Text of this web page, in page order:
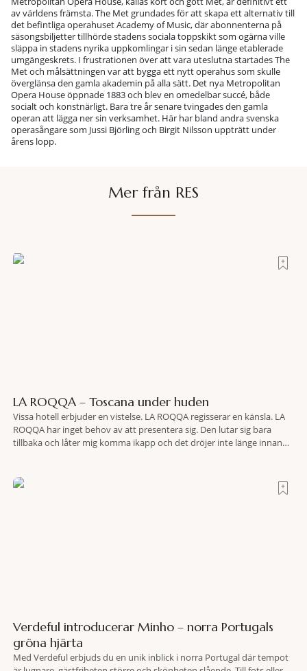
av världens främsta. The Met grundades för att skapa ett alternativ till
det befintliga operahuset Academy of Music, där abonnenterna på
säsongsbiljetter tillhörde stadens sociala toppskikt som ogärna ville
släppa in stadens nyrika uppkomlingar i sin sedan länge etablerade
umgängeskrets. I frustrationen över att vara uteslutna startades The
Met och målsättningen var att bygga ett nytt operahus som skulle
överglänsa den gamla akademin på alla sätt. Det nya Metropolitan
Opera House öppnade 1883 och blev en omedelbar succé, både
socialt och konstnärligt. Bara tre år senare tvingades den gamla
operan att lägga ner sin verksamhet. Här har bland andra svenska
operasångare som Jussi Björling och Birgit Nilsson uppträtt under
årens lopp.
Mer från RES
LA ROQQA – Toscana under huden
Vissa hotell erbjuder en vistelse. LA ROQQA regisserar en känsla. LA
ROQQA har inget behov av att presentera sig. Den lutar sig bara
tillbaka och låter mig komma ikapp och det dröjer inte länge innan
Verdeful introducerar Minho – norra Portugals
gröna hjärta
Med Verdeful erbjuds du en unik inblick i norra Portugal där tempot